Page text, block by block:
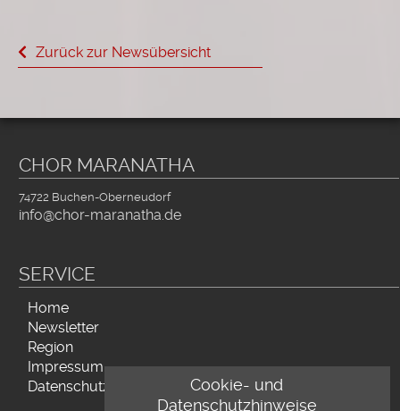
Cookie- und
Datenschutzhinweise
Zurück zur Newsübersicht
CHOR MARANATHA
74722 Buchen-Oberneudorf
info@chor-maranatha.de
SERVICE
Navigation
überspringen
Home
Newsletter
Region
Impressum
Datenschutz